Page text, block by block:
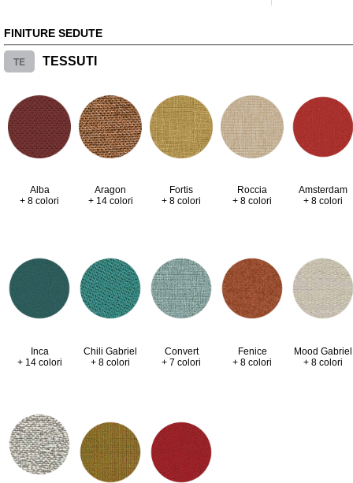
FINITURE SEDUTE
TE TESSUTI
Alba
+ 8 colori
Aragon
+ 14 colori
Fortis
+ 8 colori
Roccia
+ 8 colori
Amsterdam
+ 8 colori
Inca
+ 14 colori
Chili Gabriel
+ 8 colori
Convert
+ 7 colori
Fenice
+ 8 colori
Mood Gabriel
+ 8 colori